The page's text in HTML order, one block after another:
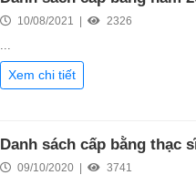
10/08/2021 | 2326
...
Xem chi tiết
Danh sách cấp bằng thạc
09/10/2020 | 3741